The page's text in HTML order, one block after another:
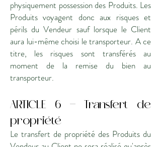
physiquement possession des Produits. Les
Produits voyagent donc aux risques et
périls du Vendeur sauf lorsque le Client
aura lui-même choisi le transporteur. A ce
titre, les risques sont transférés au
moment de la remise du bien au
transporteur.
ARTICLE 6 - Transfert de
propriété
Le transfert de propriété des Produits du